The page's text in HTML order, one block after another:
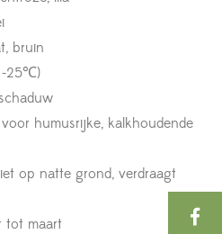
bruin
-25℃)
humusrijke, kalkhoudende
op natte grond, verdraagt
tot maart